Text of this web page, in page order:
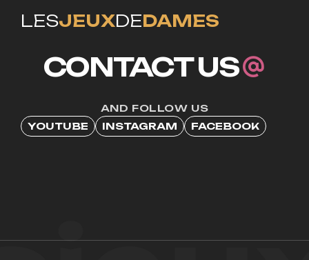
LESJEUXDEDAMES
CONTACT US
AND FOLLOW US
YOUTUBE
INSTAGRAM FACEBOOK